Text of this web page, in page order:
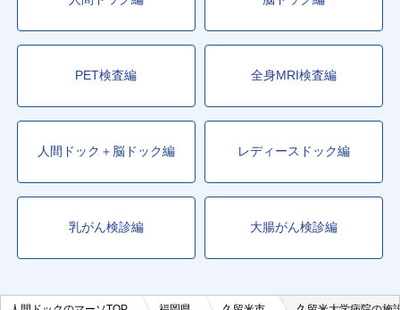
PET検査編 全身MRI検査編
人間ドック＋脳ドック編 レディースドック編
乳がん検診編 大腸がん検診編